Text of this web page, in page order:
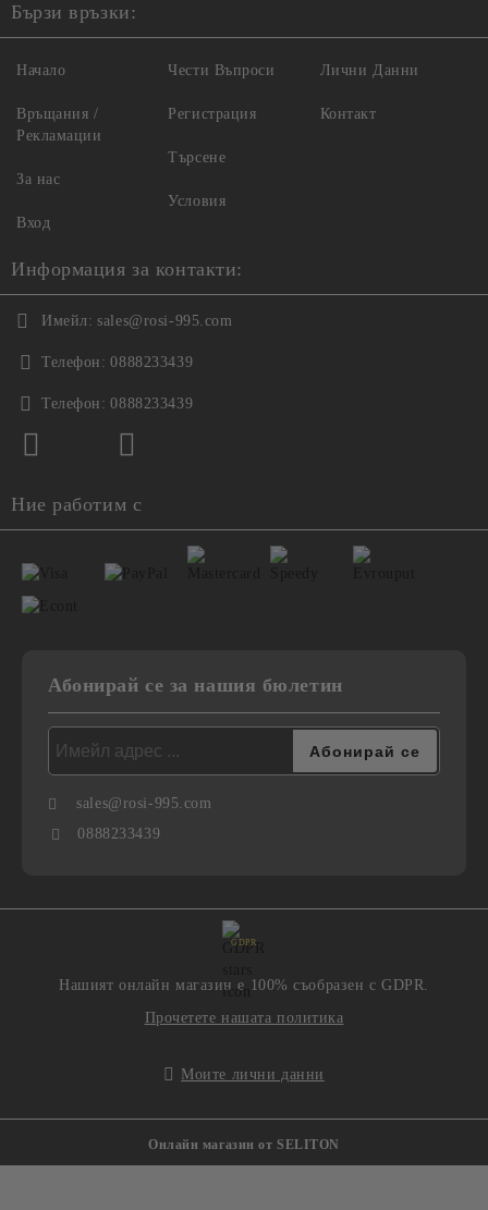
Бързи връзки:
Начало
Връщания /
Рекламации
За нас
Вход
Чести Въпроси
Регистрация
Търсене
Условия
Лични Данни
Контакт
Информация за контакти:
Имейл: sales@rosi-995.com
Телефон: 0888233439
Телефон: 0888233439
Ние работим с
Абонирай се за нашия бюлетин
sales@rosi-995.com
0888233439
GDPR
Нашият онлайн магазин е 100% съобразен с GDPR.
Прочетете нашата политика
Моите лични данни
Онлайн магазин от SELITON